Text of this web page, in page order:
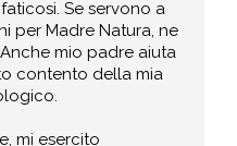
Se servono a
per Madre Natura, ne
mio padre aiuta
contento della mia
mi esercito